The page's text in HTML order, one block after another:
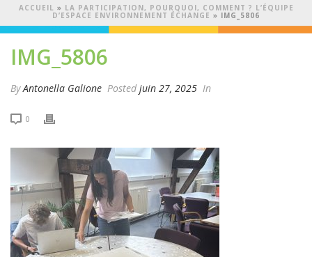
ACCUEIL » LA PARTICIPATION, POURQUOI, COMMENT ? L’ÉQUIPE
D’ESPACE ENVIRONNEMENT ÉCHANGE » IMG_5806
IMG_5806
ByAntonella Galione Posted juin 27, 2025 In
0